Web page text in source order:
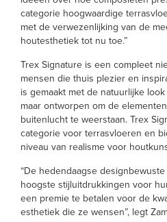
categorie hoogwaardige
met de verwezenlijking van de
houtesthetiek tot nu toe.”
Trex Signature is een compleet
mensen die thuis plezier en
is gemaakt met de natuurlijke
maar ontworpen om de
buitenlucht te weerstaan. Trex
categorie voor terrasvloeren en
niveau van realisme voor
“De hedendaagse
hoogste stijluitdrukkingen voor
een premie te betalen voor de
esthetiek die ze wensen”, legt